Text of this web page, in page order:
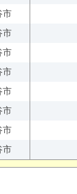
市
市
市
市
市
市
市
市